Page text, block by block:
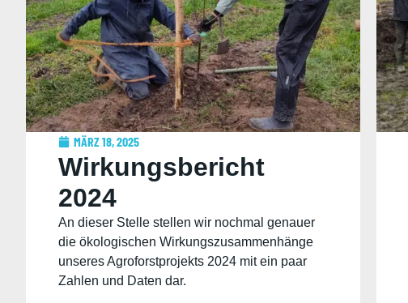
MÄRZ 18, 2025
Wirkungsbericht
2024
An dieser Stelle stellen wir nochmal genauer
die ökologischen Wirkungszusammenhänge
unseres Agroforstprojekts 2024 mit ein paar
Zahlen und Daten dar.